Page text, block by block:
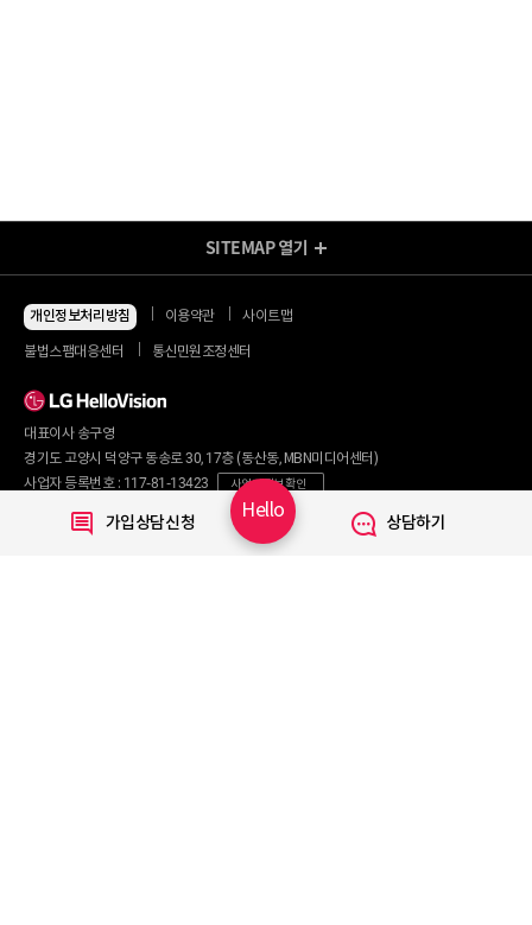
Hello
가입상담신청 상담하기
지금 최저가
인터넷+TV
인터넷 요금제
TV 요금제
인터넷
요금제
인터넷+모바일
왜 헬로비전일까요?
직영몰 단독 혜택
기획전/이벤트
SITEMAP 열기
개인정보처리방침 이용약관 사이트맵
불법스팸대응센터 통신민원조정센터
대표이사 송구영
경기도 고양시 덕양구 동송로 30, 17층 (동산동, MBN미디어센터)
사업자 등록번호 : 117-81-13423
사업자 정보 확인
통신판매번호 : 2017-서울마포구-0254
개인정보보호 책임자 : 문영식